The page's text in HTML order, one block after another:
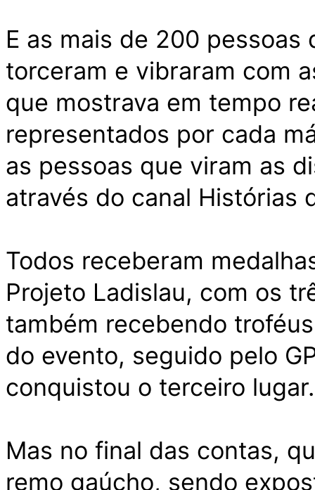
E as mais de 200
torceram e vibraram com
que mostrava em tempo
representados por cada
as pessoas que viram as
através do canal Histórias
Todos receberam
Projeto Ladislau, com os
também recebendo
do evento, seguido pelo
conquistou o terceiro lugar.
Mas no final das contas,
remo gaúcho, sendo